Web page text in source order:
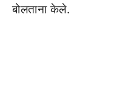
बोलताना केले.